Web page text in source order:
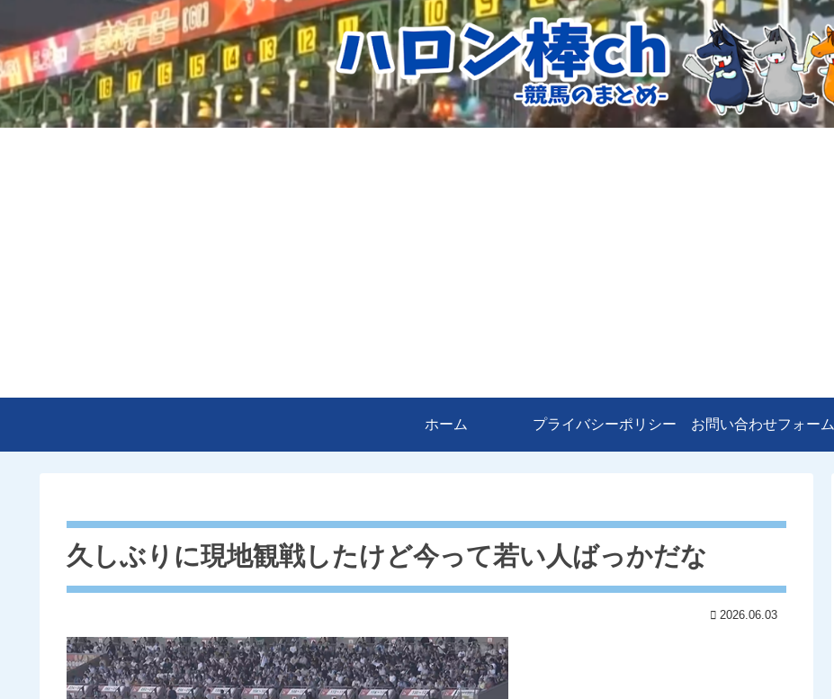
ホーム プライバシーポリシー お問い合わせフォーム
久しぶりに現地観戦したけど今って若い人ばっかだな
2026.06.03